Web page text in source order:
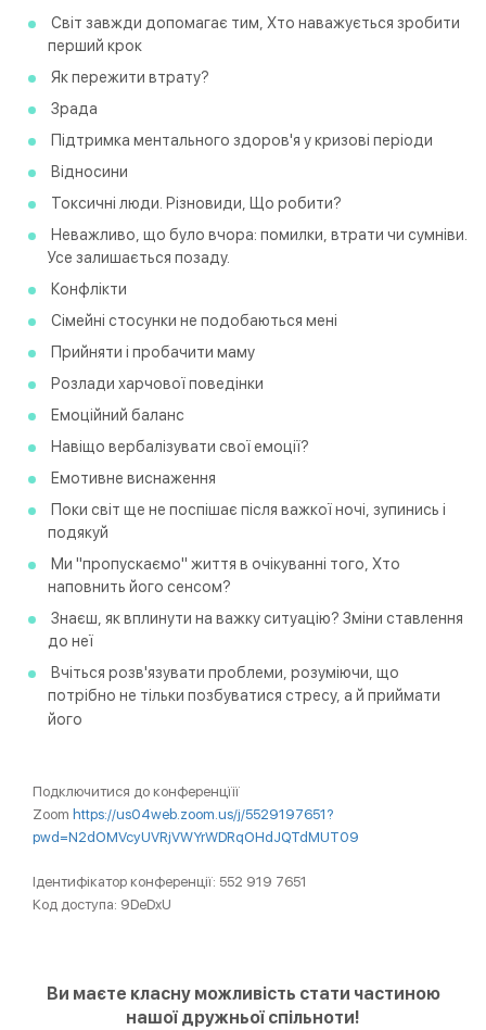
Світ завжди допомагає тим, Хто наважується зробити
перший крок
Як пережити втрату?
Зрада
Підтримка ментального здоров'я у кризові періоди
Відносини
Токсичні люди. Різновиди, Що робити?
Неважливо, що було вчора: помилки, втрати чи сумніви.
Усе залишається позаду.
Конфлікти
Сімейні стосунки не подобаються мені
Прийняти і пробачити маму
Розлади харчової поведінки
Емоційний баланс
Навіщо вербалізувати свої емоції?
Емотивне виснаження
Поки світ ще не поспішає після важкої ночі, зупинись і
подякуй
Ми "пропускаємо" життя в очікуванні того, Хто
наповнить його сенсом?
Знаєш, як вплинути на важку ситуацію? Зміни ставлення
до неї
Вчіться розв'язувати проблеми, розуміючи, що
потрібно не тільки позбуватися стресу, а й приймати
його
Подключитися до конференцїії
Zoom https://us04web.zoom.us/j/5529197651?
pwd=N2dOMVcyUVRjVWYrWDRqOHdJQTdMUT09
Ідентифікатор конференції: 552 919 7651
Код доступа: 9DeDxU
Ви маєте класну можливість стати частиною
нашої дружньої спільноти!